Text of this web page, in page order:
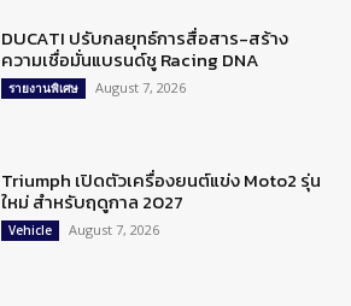
DUCATI ปรับกลยุทธ์การสื่อสาร-สร้าง
ความเชื่อมั่นแบรนด์ชู Racing DNA
รายงานพิเศษ August 7, 2026
Triumph เปิดตัวเครื่องยนต์แข่ง Moto2 รุ่น
ใหม่ สำหรับฤดูกาล 2027
Vehicle August 7, 2026